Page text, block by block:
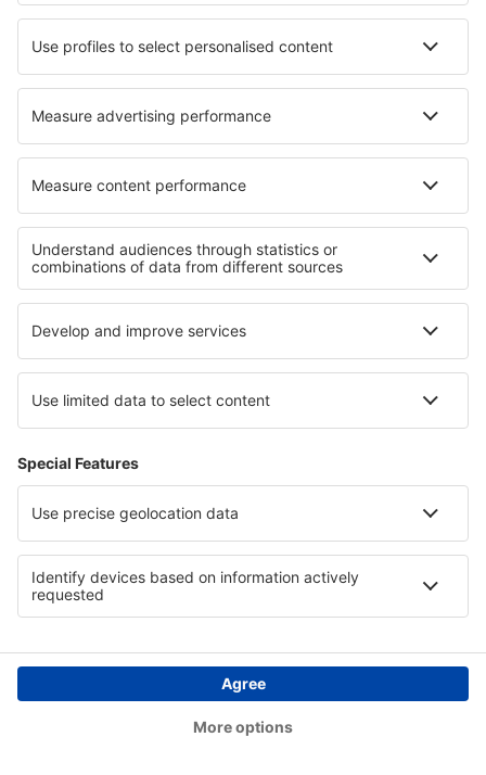
3119
1 Se erbjudanden
4 dec. (fre) ARN - AGP
20:25 10:45 14h 20min detaljer
Hemresa
11 dec. (fre) AGP - ARN
06:25 18:15
Totalt pris för alla biljetter (exklusive serviceavgift
per
Pris per person i två riktningar:
3119SEK
1
Avresa